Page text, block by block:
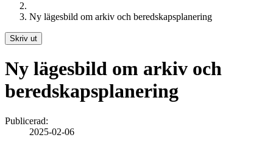
Ny lägesbild om arkiv och beredskapsplanering
Skriv ut
Ny lägesbild om arkiv och
beredskapsplanering
Publicerad:
2025-02-06